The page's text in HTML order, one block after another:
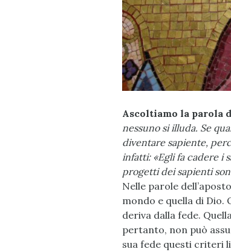
Ascoltiamo la parola
nessuno si illuda. Se
diventare sapiente,
infatti: «Egli fa cadere i
progetti dei sapienti
Nelle parole
mondo e quella di
deriva dalla fede.
pertanto, non può
sua fede questi criteri